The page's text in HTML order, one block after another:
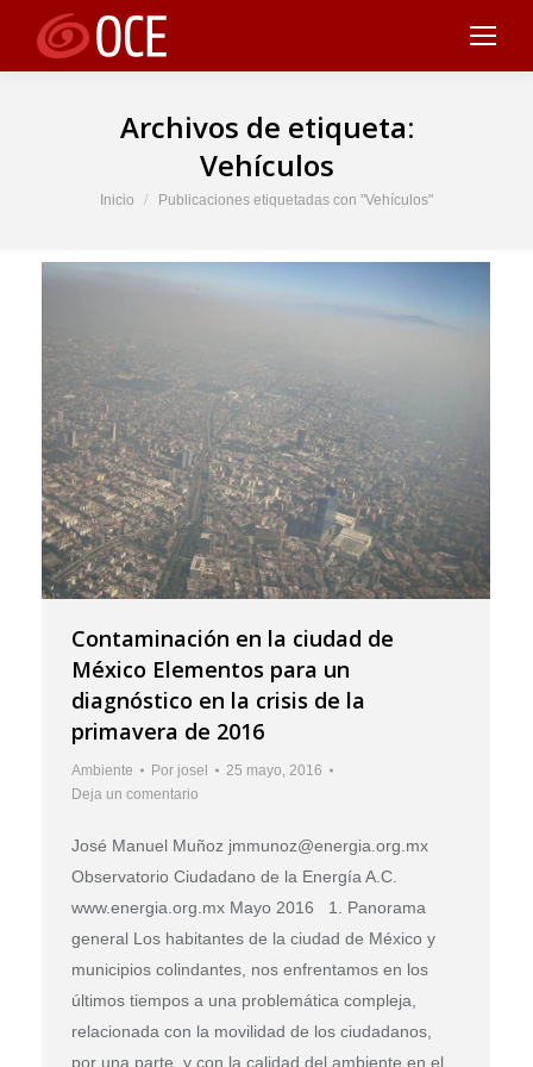
Archivos de etiqueta:
Vehículos
Estás aquí:
Inicio Publicaciones etiquetadas con "Vehículos"
Contaminación en la ciudad de
México Elementos para un
diagnóstico en la crisis de la
primavera de 2016
Ambiente Por josel
25 mayo, 2016
Deja un comentario
José Manuel Muñoz jmmunoz@energia.org.mx
Observatorio Ciudadano de la Energía A.C.
www.energia.org.mx Mayo 2016 1. Panorama
general Los habitantes de la ciudad de México y
municipios colindantes, nos enfrentamos en los
últimos tiempos a una problemática compleja,
relacionada con la movilidad de los ciudadanos,
por una parte, y con la calidad del ambiente en el…